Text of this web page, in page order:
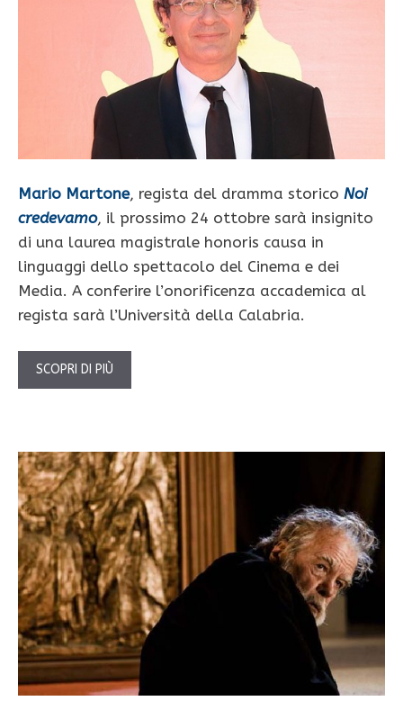
Mario Martone, regista del dramma storico Noi
credevamo, il prossimo 24 ottobre sarà insignito
di una laurea magistrale honoris causa in
linguaggi dello spettacolo del Cinema e dei
Media. A conferire l’onorificenza accademica al
regista sarà l’Università della Calabria.
SCOPRI DI PIÙ